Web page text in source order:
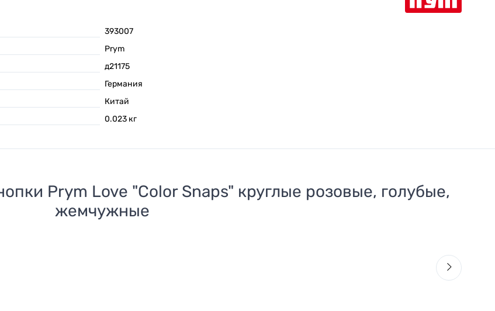
393007
Prym
д21175
Германия
Китай
0.023 кг
Prym Love "Color Snaps" круглые розовые, голубые,
жемчужные